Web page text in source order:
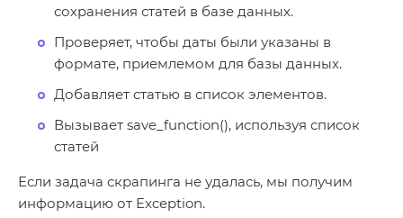
сохранения статей в базе данных.
Проверяет, чтобы даты были указаны в
формате, приемлемом для базы данных.
Добавляет статью в список элементов.
Вызывает save_function(), используя список
статей
Если задача скрапинга не удалась, мы получим
информацию от Exception.